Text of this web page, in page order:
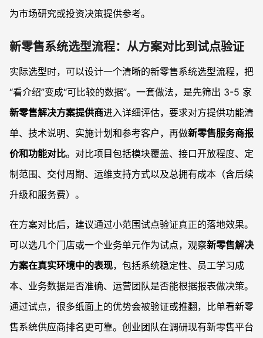
为市场研究或投资决策提供参考。
新零售系统选型流程：从方案对比到试点验证
实际选型时，可以设计一个清晰的新零售系统选型流程，把
“看介绍”变成“可比较的数据”。一套做法，是先筛出 3-5 家
新零售解决方案提供商进入详细评估，要求对方提供功能清
单、技术说明、实施计划和参考客户，再做新零售服务商报
价和功能对比。对比项目包括模块覆盖、接口开放程度、定
制范围、交付周期、运维支持方式以及总拥有成本（含后续
升级和服务费）。
在方案对比后，建议通过小范围试点验证真正的落地效果。
可以选几个门店或一个业务单元作为试点，观察新零售解决
方案在真实环境中的表现，包括系统稳定性、员工学习成
本、业务数据是否准确、运营团队是否能根据报表做决策。
通过试点，很多纸面上的优势会被验证或推翻，比单看新零
售系统供应商排名更可靠。创业团队在调研现有新零售平台